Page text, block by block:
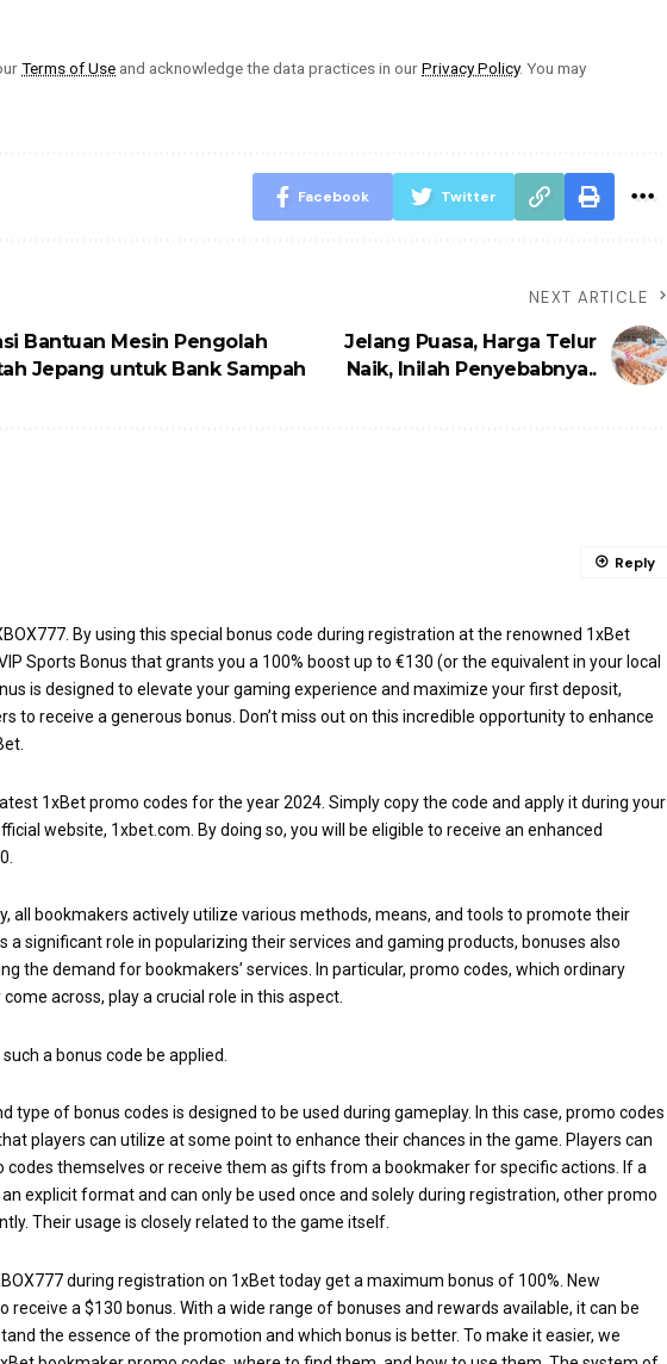
Terms of Use and acknowledge the data practices in ourPrivacy Policy. You may
Facebook Twitter
Bantuan Mesin Pengolah
Jepang untuk Bank Sampah
NEXT ARTICLE
Jelang Puasa, Harga Telur
Naik, Inilah Penyebabnya..
By using this special bonus code during registration at the renowned 1xBet
Sports Bonus that grants you a 100% boost up to €130 (or the equivalent in your local
is designed to elevate your gaming experience and maximize your first deposit,
to receive a generous bonus. Don’t miss out on this incredible opportunity to enhance
1xBet promo codes for the year 2024. Simply copy the code and apply it during your
website, 1xbet.com. By doing so, you will be eligible to receive an enhanced
all bookmakers actively utilize various methods, means, and tools to promote their
a significant role in popularizing their services and gaming products, bonuses also
the demand for bookmakers’ services. In particular, promo codes, which ordinary
across, play a crucial role in this aspect.
a bonus code be applied.
type of bonus codes is designed to be used during gameplay. In this case, promo codes
players can utilize at some point to enhance their chances in the game. Players can
codes themselves or receive them as gifts from a bookmaker for specific actions. If a
explicit format and can only be used once and solely during registration, other promo
Their usage is closely related to the game itself.
during registration on 1xBet today get a maximum bonus of 100%. New
receive a $130 bonus. With a wide range of bonuses and rewards available, it can be
the essence of the promotion and which bonus is better. To make it easier, we
Reply